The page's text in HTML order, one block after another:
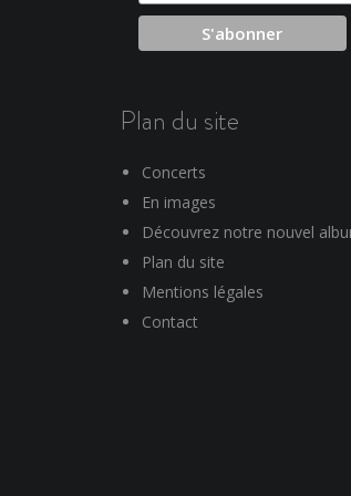
Plan du site
Concerts
En images
Découvrez notre nouvel
Plan du site
Mentions légales
Contact